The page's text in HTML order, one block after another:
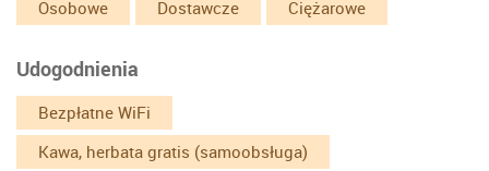
Osobowe Dostawcze Ciężarowe
Udogodnienia
Bezpłatne WiFi
Kawa, herbata gratis (samoobsługa)